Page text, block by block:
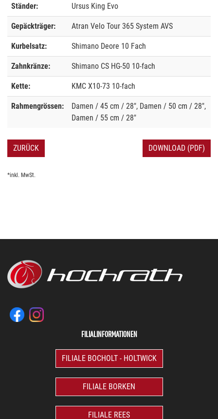
Ständer: Ursus King Evo
Gepäckträger: Atran Velo Tour 365 System AVS
Kurbelsatz: Shimano Deore 10 Fach
Zahnkränze: Shimano CS HG-50 10-fach
Kette: KMC X10-73 10-fach
Rahmengrössen:
Damen / 45 cm / 28", Damen / 50 cm / 28",
Damen / 55 cm / 28"
ZURÜCK DOWNLOAD (PDF)
*inkl. MwSt.
FILIALINFORMATIONEN
FILIALE BOCHOLT - HOLTWICK
FILIALE BORKEN
FILIALE REES